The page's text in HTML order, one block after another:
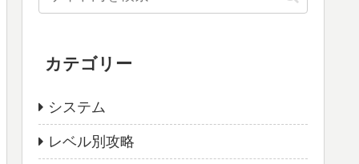
カテゴリー
システム
レベル別攻略